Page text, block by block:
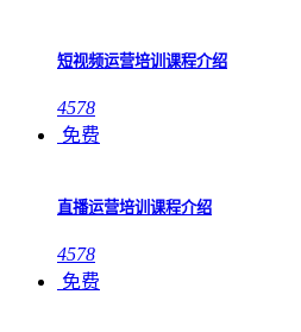
短视频运营培训课程介绍
4578
免费
直播运营培训课程介绍
4578
免费